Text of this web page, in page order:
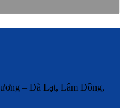
– Đà Lạt, Lâm Đồng,